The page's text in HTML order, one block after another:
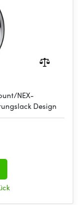
NEX-
Design